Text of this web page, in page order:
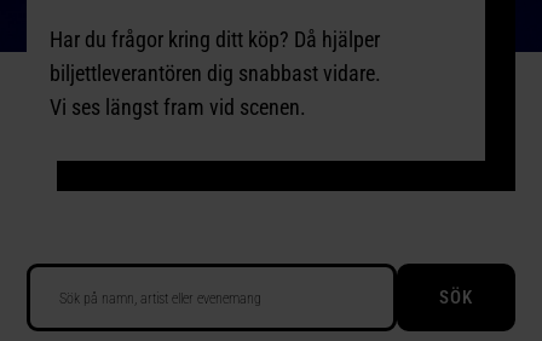
Har du frågor kring ditt köp? Då hjälper
biljettleverantören dig snabbast vidare.
Vi ses längst fram vid scenen.
SÖK